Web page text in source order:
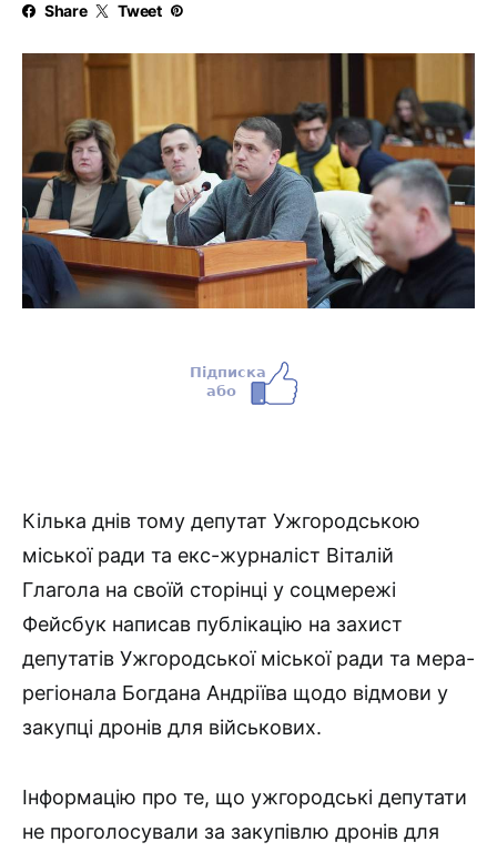
Share Tweet
Кілька днів тому депутат Ужгородською
міської ради та екс-журналіст Віталій
Глагола на своїй сторінці у соцмережі
Фейсбук написав публікацію на захист
депутатів Ужгородської міської ради та мера-
регіонала Богдана Андріїва щодо відмови у
закупці дронів для військових.
Інформацію про те, що ужгородські депутати
не проголосували за закупівлю дронів для